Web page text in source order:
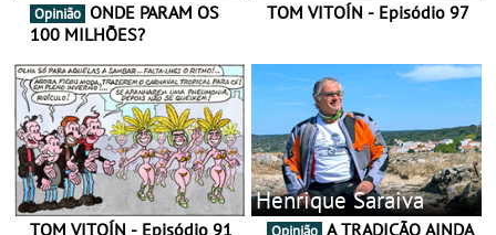
Opinião
100 MILHÕES?
TOM VITOÍN - Episódio 97
TOM VITOÍN - Episódio 91
Henrique Saraiva